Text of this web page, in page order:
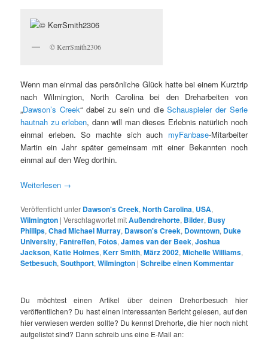
© KerrSmith2306
Wenn man einmal das persönliche Glück hatte bei einem Kurztrip
nach Wilmington, North Carolina bei den Dreharbeiten von
„Dawson’s Creek“ dabei zu sein und dieSchauspieler der Serie
hautnah zu erleben, dann will man dieses Erlebnis natürlich noch
einmal erleben. So machte sich auch myFanbase-Mitarbeiter
Martin ein Jahr später gemeinsam mit einer Bekannten noch
einmal auf den Weg dorthin.
Weiterlesen →
Veröffentlicht unter Dawson's Creek,North Carolina, USA,
Wilmington |Verschlagwortet mitAußendrehorte, Bilder, Busy
Phillips,Chad Michael Murray, Dawson's Creek, Downtown, Duke
University,Fantreffen,Fotos,James van der Beek,Joshua
Jackson,Katie Holmes,Kerr Smith,März 2002,Michelle Williams,
Setbesuch,Southport,Wilmington |Schreibe einen Kommentar
Du möchtest einen Artikel über deinen Drehortbesuch hier
veröffentlichen? Du hast einen interessanten Bericht gelesen, auf den
hier verwiesen werden sollte? Du kennst Drehorte, die hier noch nicht
aufgelistet sind? Dann schreib uns eine E-Mail an: